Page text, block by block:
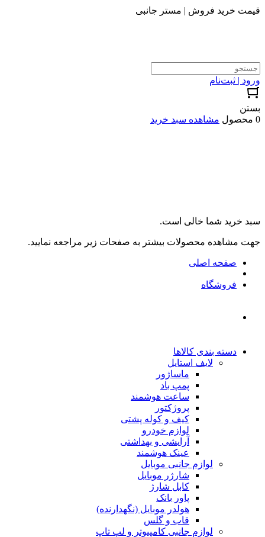
قیمت خرید فروش | مستر جانبی
ورود | ثبت‌نام
بستن
0 محصول
مشاهده سبد خرید
سبد خرید شما خالی است.
جهت مشاهده محصولات بیشتر به صفحات زیر مراجعه نمایید.
صفحه اصلی
فروشگاه
دسته بندی کالاها
لایف استایل
ماساژور
پمپ باد
ساعت هوشمند
پروژکتور
کیف و کوله پشتی
لوازم خودرو
آرایشی و بهداشتی
عینک هوشمند
لوازم جانبی موبایل
شارژر موبایل
کابل شارژ
پاور بانک
هولدر موبایل (نگهدارنده)
قاب و گلس
لوازم جانبی کامپیوتر و لپ تاپ